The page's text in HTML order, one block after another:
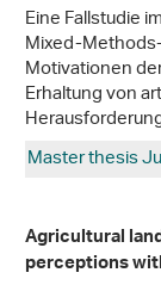
Eine Fallstudie
Mixed-
Motivationen
Erhaltung von
Master thesis
Agricultural
perceptions